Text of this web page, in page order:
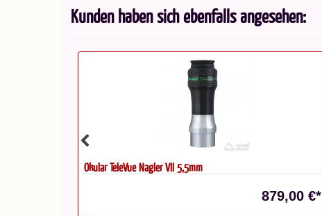
Kunden haben sich ebenfalls angesehen:
Okular Morpheus 17,5 mm
275,00 €*